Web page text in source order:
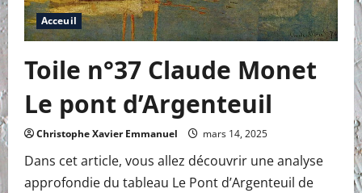
Acceuil
Toile n°37 Claude Monet
Le pont d’Argenteuil
Christophe Xavier Emmanuel mars 14, 2025
Dans cet article, vous allez découvrir une analyse
approfondie du tableau Le Pont d’Argenteuil de